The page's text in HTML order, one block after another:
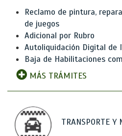
Reclamo de pintura,
de juegos
Adicional por Rubro
Autoliquidación Digital de
Baja de Habilitaciones
MÁS TRÁMITES
TRANSPORTE Y